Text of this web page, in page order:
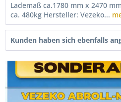
Lademaß ca.1780 mm x 2470
ca. 480kg Hersteller: Vezeko...
Kunden haben sich ebenfalls